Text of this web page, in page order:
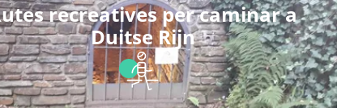
recreatives per caminar a
Duitse Rijn